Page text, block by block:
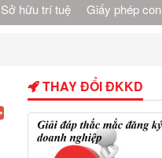
Sở hữu trí tuệ Giấy phép con
THAY ĐỔI ĐKKD